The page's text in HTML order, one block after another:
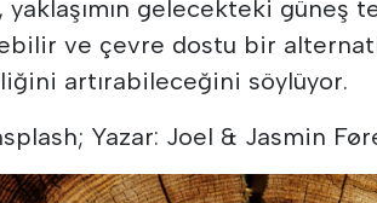
yaklaşımın gelecekteki güneş
ve çevre dostu bir
artırabileceğini söylüyor.
Yazar: Joel & Jasmin